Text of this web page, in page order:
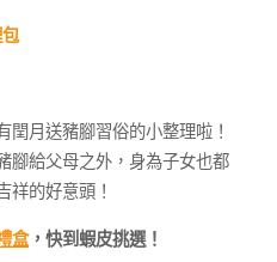
月送豬腳習俗的小整理啦！
腳給父母之外，身為子女也都
祥的好意頭！
盒，快到蝦皮挑選！